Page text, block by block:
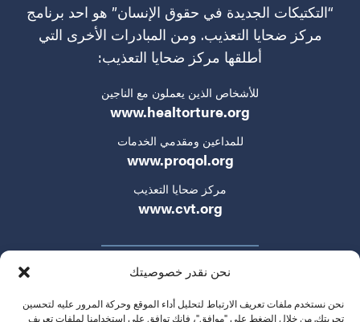
نحن نقدر خصوصيتك
نحن نستخدم ملفات تعريف الارتباط لتحليل أداء الموقع وحركة المرور عليه لتحسين
تجربتك. من خلال الضغط على "موافق"، فإنك توافق على استخدامنا لملفات تعريف
“التكتيكات الجديدة في حقوق الإنسان” هو احد برنامج
مركز ضحايا التعذيب. ومن المبادرات الأخرى التي
أطلقها مركز ضحايا التعذيب:
للأشخاص الذين يعملون مع الناجين
www.healtorture.org
للمداعين ومقدمي الخدمات
www.proqol.org
مركز ضحايا التعذيب
www.cvt.org